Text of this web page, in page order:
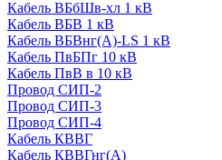
Кабель ВБбШв-хл 1 кВ
Кабель ВБВ 1 кВ
Кабель ВБВнг(А)-LS 1 кВ
Кабель ПвБПг 10 кВ
Кабель ПвВ в 10 кВ
Провод СИП-2
Провод СИП-3
Провод СИП-4
Кабель КВВГ
Кабель КВВГнг(А)